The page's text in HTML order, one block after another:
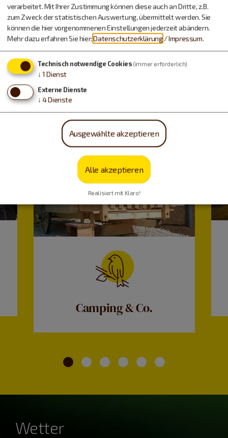
Urlaub machen, essen,
trinken…
Camping & Co.
Wetter
verarbeitet. Mit Ihrer Zustimmung können diese auch an Dritte, z.B.
zum Zweck der statistischen Auswertung, übermittelt werden. Sie
können die hier vorgenommenen Einstellungen jederzeit abändern.
Mehr dazu erfahren Sie hier:Datenschutzerklärung /Impressum.
Technisch notwendige Cookies (immer erforderlich)
↓ 1 Dienst
Externe Dienste
↓ 4Dienste
Ausgewählte akzeptieren
Alle akzeptieren
Realisiert mit Klaro!